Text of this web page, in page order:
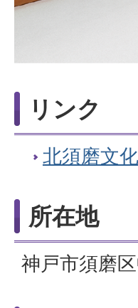
リンク
北須磨文
所在地
神戸市須磨